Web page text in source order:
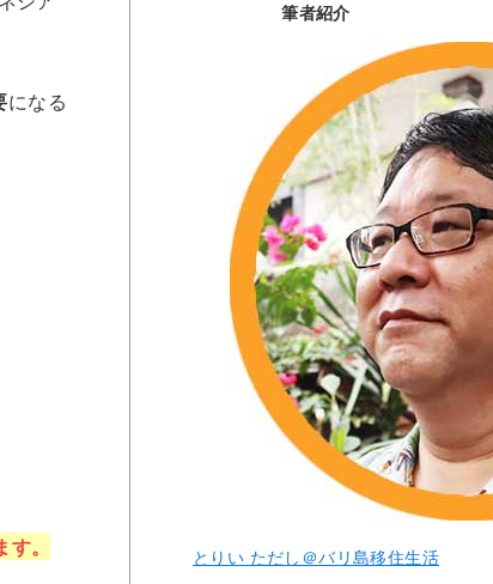
になる
。
筆者紹介
とりい ただし＠バリ島移住生活